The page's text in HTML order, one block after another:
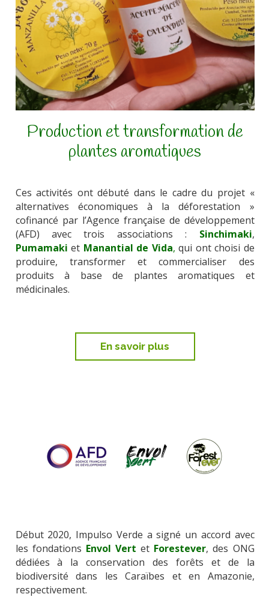
Production et transformation de
plantes aromatiques
Ces activités ont débuté dans le cadre du projet «
alternatives économiques à la déforestation »
cofinancé par l’Agence française de développement
(AFD) avec trois associations : Sinchimaki,
Pumamaki et Manantial de Vida, qui ont choisi de
produire, transformer et commercialiser des
produits à base de plantes aromatiques et
médicinales.
En savoir plus
Début 2020, Impulso Verde a signé un accord avec
les fondations Envol Vert et Forestever, des ONG
dédiées
à la conservation des forêts et de la
biodiversité dans les Caraïbes et en Amazonie,
respectivement.